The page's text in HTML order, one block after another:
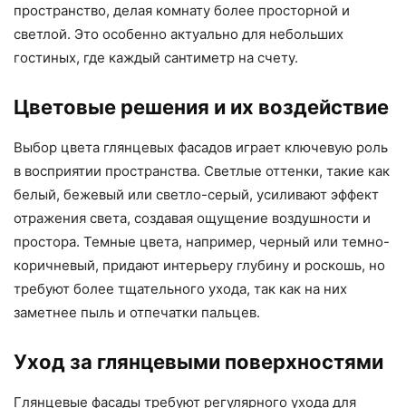
пространство, делая комнату более просторной и
светлой. Это особенно актуально для небольших
гостиных, где каждый сантиметр на счету.
Цветовые решения и их воздействие
Выбор цвета глянцевых фасадов играет ключевую роль
в восприятии пространства. Светлые оттенки, такие как
белый, бежевый или светло-серый, усиливают эффект
отражения света, создавая ощущение воздушности и
простора. Темные цвета, например, черный или темно-
коричневый, придают интерьеру глубину и роскошь, но
требуют более тщательного ухода, так как на них
заметнее пыль и отпечатки пальцев.
Уход за глянцевыми поверхностями
Глянцевые фасады требуют регулярного ухода для